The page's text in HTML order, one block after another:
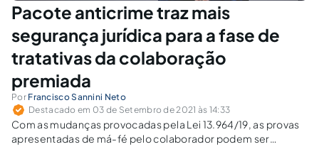
Pacote anticrime traz mais
segurança jurídica para a fase de
tratativas da colaboração
premiada
Por Francisco Sannini Neto
Destacado em 03 de Setembro de 2021 às 14:33
Com as mudanças provocadas pela Lei 13.964/19, as provas
apresentadas de má-fé pelo colaborador podem ser